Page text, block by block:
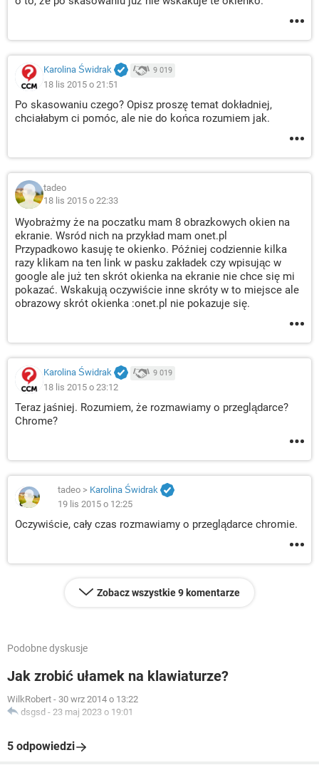
Karolina Świdrak 9 019
18 lis 2015 o 21:51
Po skasowaniu czego? Opisz proszę temat dokładniej,
chciałabym ci pomóc, ale nie do końca rozumiem jak.
tadeo
18 lis 2015 o 22:33
Wyobrażmy że na poczatku mam 8 obrazkowych okien na
ekranie. Wsród nich na przykład mam onet.pl
Przypadkowo kasuję te okienko. Później codziennie kilka
razy klikam na ten link w pasku zakładek czy wpisując w
google ale już ten skrót okienka na ekranie nie chce się mi
pokazać. Wskakują oczywiście inne skróty w to miejsce ale
obrazowy skrót okienka :onet.pl nie pokazuje się.
Karolina Świdrak 9 019
18 lis 2015 o 23:12
Teraz jaśniej. Rozumiem, że rozmawiamy o przeglądarce?
Chrome?
tadeo > Karolina Świdrak
19 lis 2015 o 12:25
Oczywiście, cały czas rozmawiamy o przeglądarce chromie.
Zobacz wszystkie 9 komentarze
Podobne dyskusje
Jak zrobić ułamek na klawiaturze?
WilkRobert - 30 wrz 2014 o 13:22
dsgsd - 23 maj 2023 o 19:01
5 odpowiedzi